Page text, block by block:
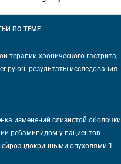
ПО ТЕМЕ
терапии хронического гастрита,
pylori: результаты исследования
изменений слизистой оболочки
ребамипидом у пациентов
опухолями 1-